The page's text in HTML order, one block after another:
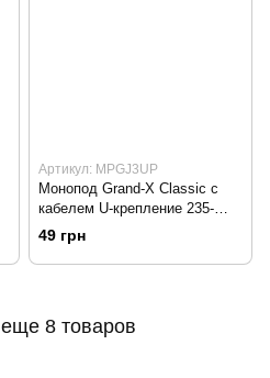
Артикул: MPGJ3UP
Монопод Grand-X Classic с
кабелем U-крепление 235-
1005мм Pink
49 грн
8 товаров